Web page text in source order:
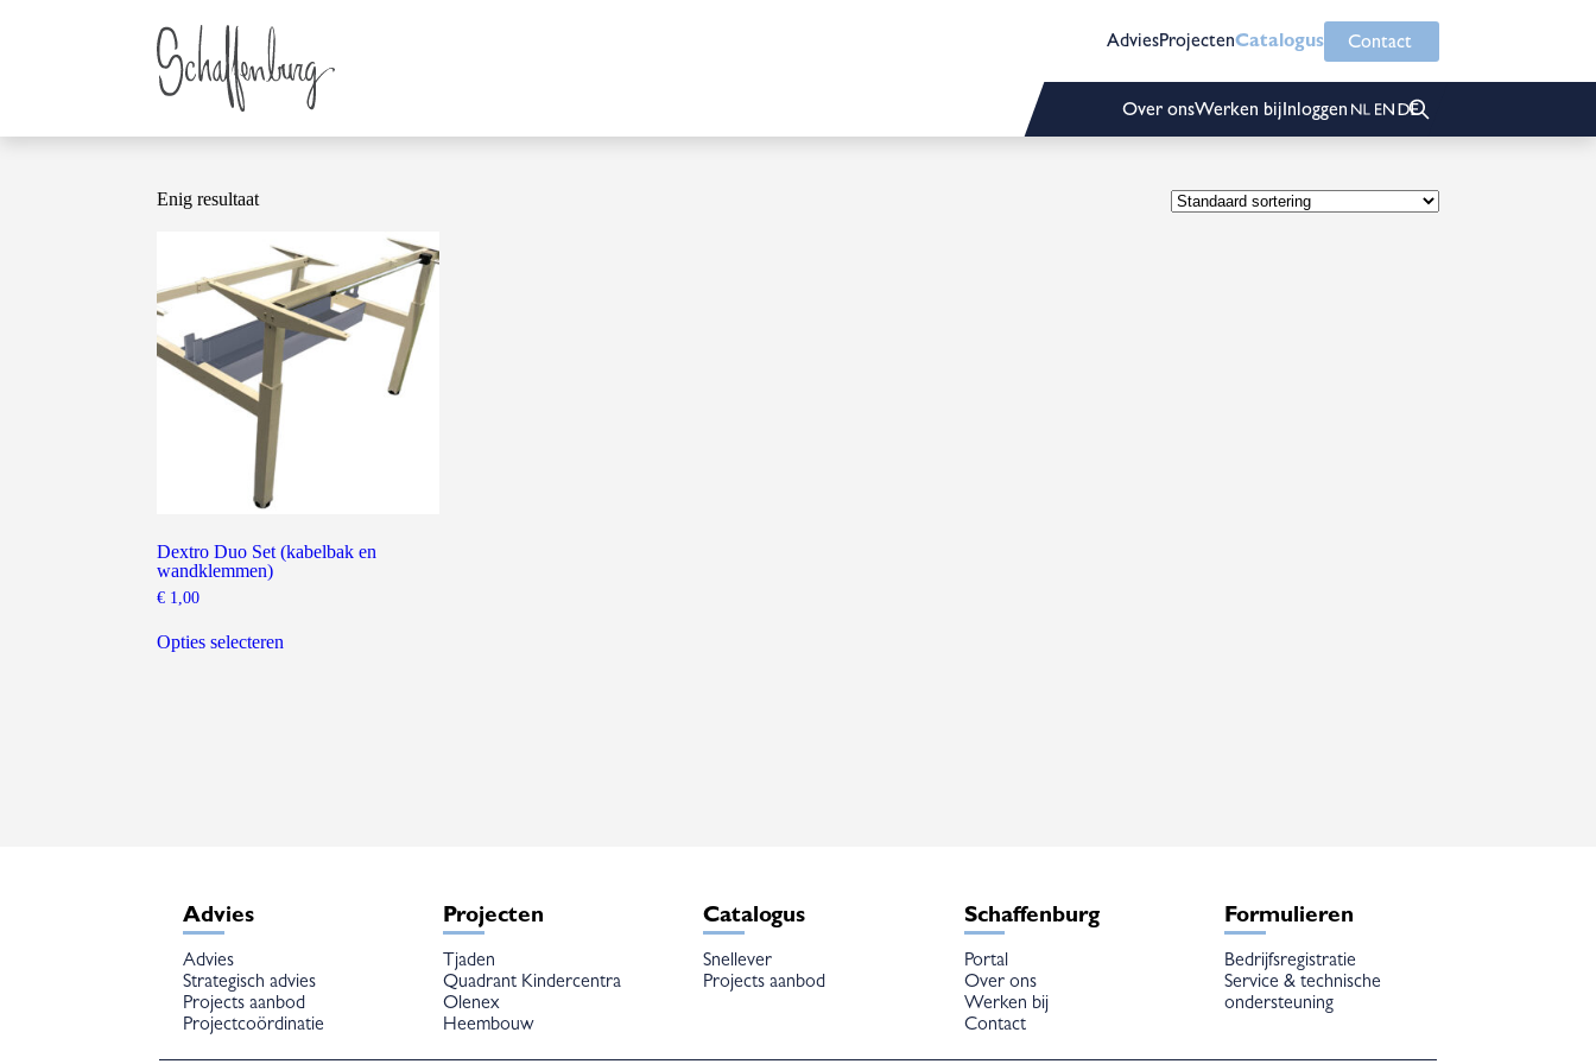
AdviesProjectenCatalogus Contact
Over onsWerken bijInloggen
Enig resultaat
Dextro Duo Set (kabelbak en
wandklemmen)
€ 1,00
Opties selecteren
Advies
Advies
Strategisch advies
Projects aanbod
Projectcoördinatie
Projecten
Tjaden
Quadrant Kindercentra
Olenex
Heembouw
Catalogus
Snellever
Projects aanbod
Schaffenburg
Portal
Over ons
Werken bij
Contact
Formulieren
Bedrijfsregistratie
Service & technische
ondersteuning